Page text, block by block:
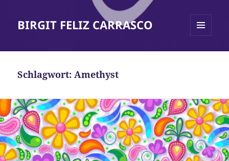
BIRGIT FELIZ CARRASCO
Schlagwort:Amethyst